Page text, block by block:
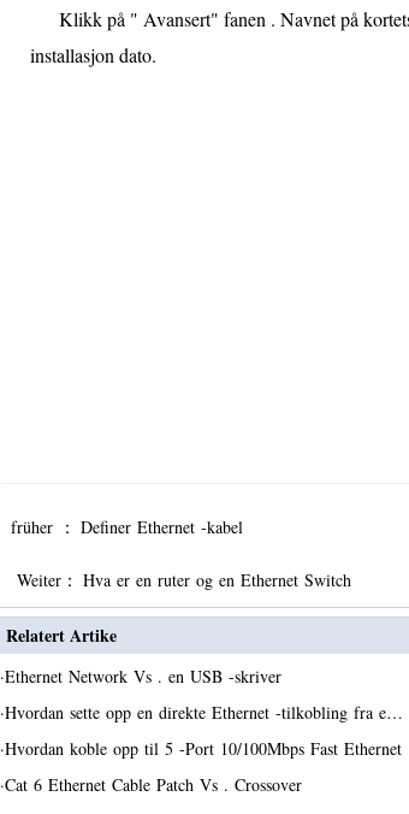
Klikk på " Avansert" fanen . Navnet på
installasjon dato.
früher ： Definer Ethernet -kabel
Weiter： Hva er en ruter og en Ethernet Switch
Relatert Artike
·Ethernet Network Vs . en USB -skriver
·Hvordan sette opp en direkte Ethernet -tilkobling fra e…
·Hvordan koble opp til 5 -Port 10/100Mbps Fast
·Cat 6 Ethernet Cable Patch Vs . Crossover